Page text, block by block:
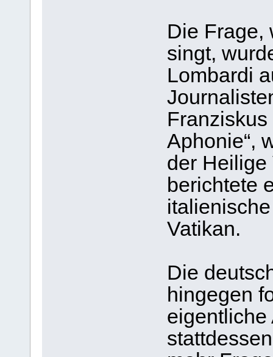
Die Frage,
singt,
Lombardi
Aphonie“,
der Heilige
berichtete
Vatikan.
Die
hingegen
eigentliche